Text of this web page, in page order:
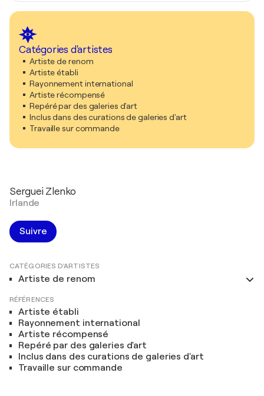
Catégories d'artistes
Artiste de renom
Artiste établi
Rayonnement international
Artiste récompensé
Repéré par des galeries d'art
Inclus dans des curations de galeries d'art
Travaille sur commande
Serguei Zlenko
Irlande
Suivre
CATÉGORIES D'ARTISTES
Artiste de renom
RÉFÉRENCES
Artiste établi
Rayonnement international
Artiste récompensé
Repéré par des galeries d'art
Inclus dans des curations de galeries d'art
Travaille sur commande